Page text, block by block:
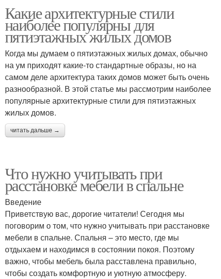
Какие архитектурные стили
наиболее популярны для
пятиэтажных жилых домов
Когда мы думаем о пятиэтажных жилых домах, обычно
на ум приходят какие-то стандартные образы, но на
самом деле архитектура таких домов может быть очень
разнообразной. В этой статье мы рассмотрим наиболее
популярные архитектурные стили для пятиэтажных
жилых домов.
читать дальше →
Что нужно учитывать при
расстановке мебели в спальне
Введение
Приветствую вас, дорогие читатели! Сегодня мы
поговорим о том, что нужно учитывать при расстановке
мебели в спальне. Спальня – это место, где мы
отдыхаем и находимся в состоянии покоя. Поэтому
важно, чтобы мебель была расставлена правильно,
чтобы создать комфортную и уютную атмосферу.